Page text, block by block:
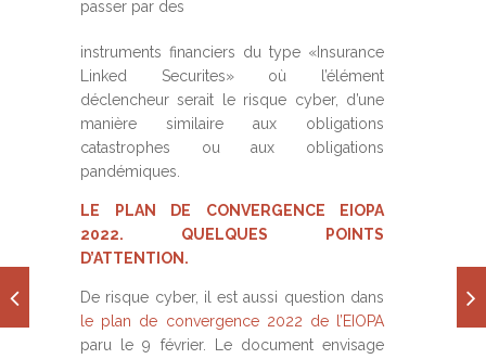
passer par des
instruments financiers du type «Insurance
Linked Securites» où l’élément
déclencheur serait le risque cyber, d’une
manière similaire aux obligations
catastrophes ou aux obligations
pandémiques.
LE PLAN DE CONVERGENCE EIOPA
2022. QUELQUES POINTS
D’ATTENTION.
De risque cyber, il est aussi question dans
le plan de convergence 2022 de l’EIOPA
paru le 9 février. Le document envisage